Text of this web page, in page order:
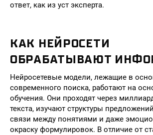
ответ, как из уст эксперта.
КАК НЕЙРОСЕТИ
ОБРАБАТЫВАЮТ
Нейросетевые модели, лежащие в
современного поиска, работают на
обучения. Они проходят через
текста, изучают структуры
связи между понятиями и даже
окраску формулировок. В отличие от